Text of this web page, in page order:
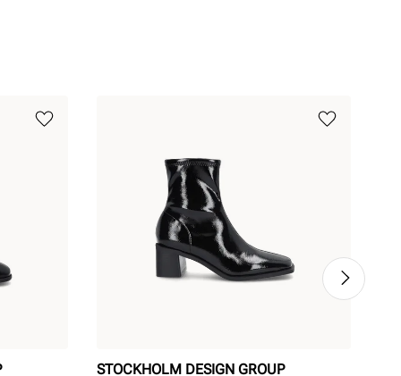
STOCKHOLM DESIGN GROUP